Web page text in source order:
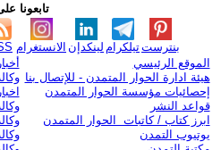
تابعونا
الانستغرام لينكدإن تيلكرامبنترست
الموقع الرئيسي
هيئة ادارة الحوار المتمدن - للإتصال بنا
إحصائيات مؤسسة الحوار المتمدن
قواعد النشر
ابرز كتاب / كاتبات الحوار المتمدن
يوتيوب التمدن